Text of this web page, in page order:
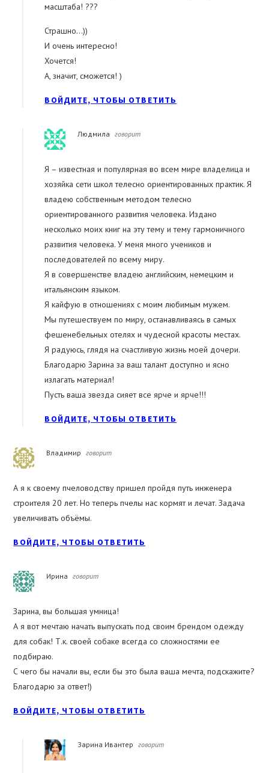
масштаба! ???
Страшно…))
И очень интересно!
Хочется!
А, значит, сможется! )
ВОЙДИТЕ, ЧТОБЫ ОТВЕТИТЬ
Людмила говорит
Я – известная и популярная во всем мире владелица и
хозяйка сети школ телесно ориентированных практик. Я
владею собственным методом телесно
ориентированного развития человека. Издано
несколько моих книг на эту тему и тему гармоничного
развития человека. У меня много учеников и
последователей по всему миру.
Я в совершенстве владею английским, немецким и
итальянским языком.
Я кайфую в отношениях с моим любимым мужем.
Мы путешествуем по миру, останавливаясь в самых
фешенебельных отелях и чудесной красоты местах.
Я радуюсь, глядя на счастливую жизнь моей дочери.
Благодарю Зарина за ваш талант доступно и ясно
излагать материал!
Пусть ваша звезда сияет все ярче и ярче!!!
ВОЙДИТЕ, ЧТОБЫ ОТВЕТИТЬ
Владимир говорит
А я к своему пчеловодству пришел пройдя путь инженера
строителя 20 лет. Но теперь пчелы нас кормят и лечат. Задача
увеличивать объёмы.
ВОЙДИТЕ, ЧТОБЫ ОТВЕТИТЬ
Ирина говорит
Зарина, вы большая умница!
А я вот мечтаю начать выпускать под своим брендом одежду
для собак! Т.к. своей собаке всегда со сложностями ее
подбираю.
С чего бы начали вы, если бы это была ваша мечта, подскажите?
Благодарю за ответ!)
ВОЙДИТЕ, ЧТОБЫ ОТВЕТИТЬ
Зарина Ивантер говорит